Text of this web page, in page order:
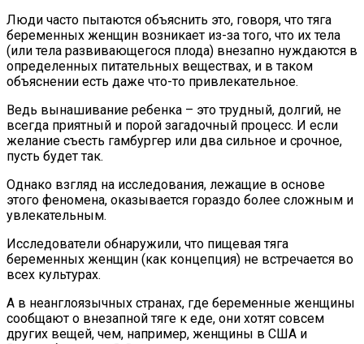
Люди часто пытаются объяснить это, говоря, что тяга
беременных женщин возникает из-за того, что их тела
(или тела развивающегося плода) внезапно нуждаются в
определенных питательных веществах, и в таком
объяснении есть даже что-то привлекательное.
Ведь вынашивание ребенка – это трудный, долгий, не
всегда приятный и порой загадочный процесс. И если
желание съесть гамбургер или два сильное и срочное,
пусть будет так.
Однако взгляд на исследования, лежащие в основе
этого феномена, оказывается гораздо более сложным и
увлекательным.
Исследователи обнаружили, что пищевая тяга
беременных женщин (как концепция) не встречается во
всех культурах.
А в неанглоязычных странах, где беременные женщины
сообщают о внезапной тяге к еде, они хотят совсем
других вещей, чем, например, женщины в США и